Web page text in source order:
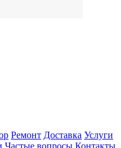
Ремонт Доставка Услуги
Частые вопросы Контакты